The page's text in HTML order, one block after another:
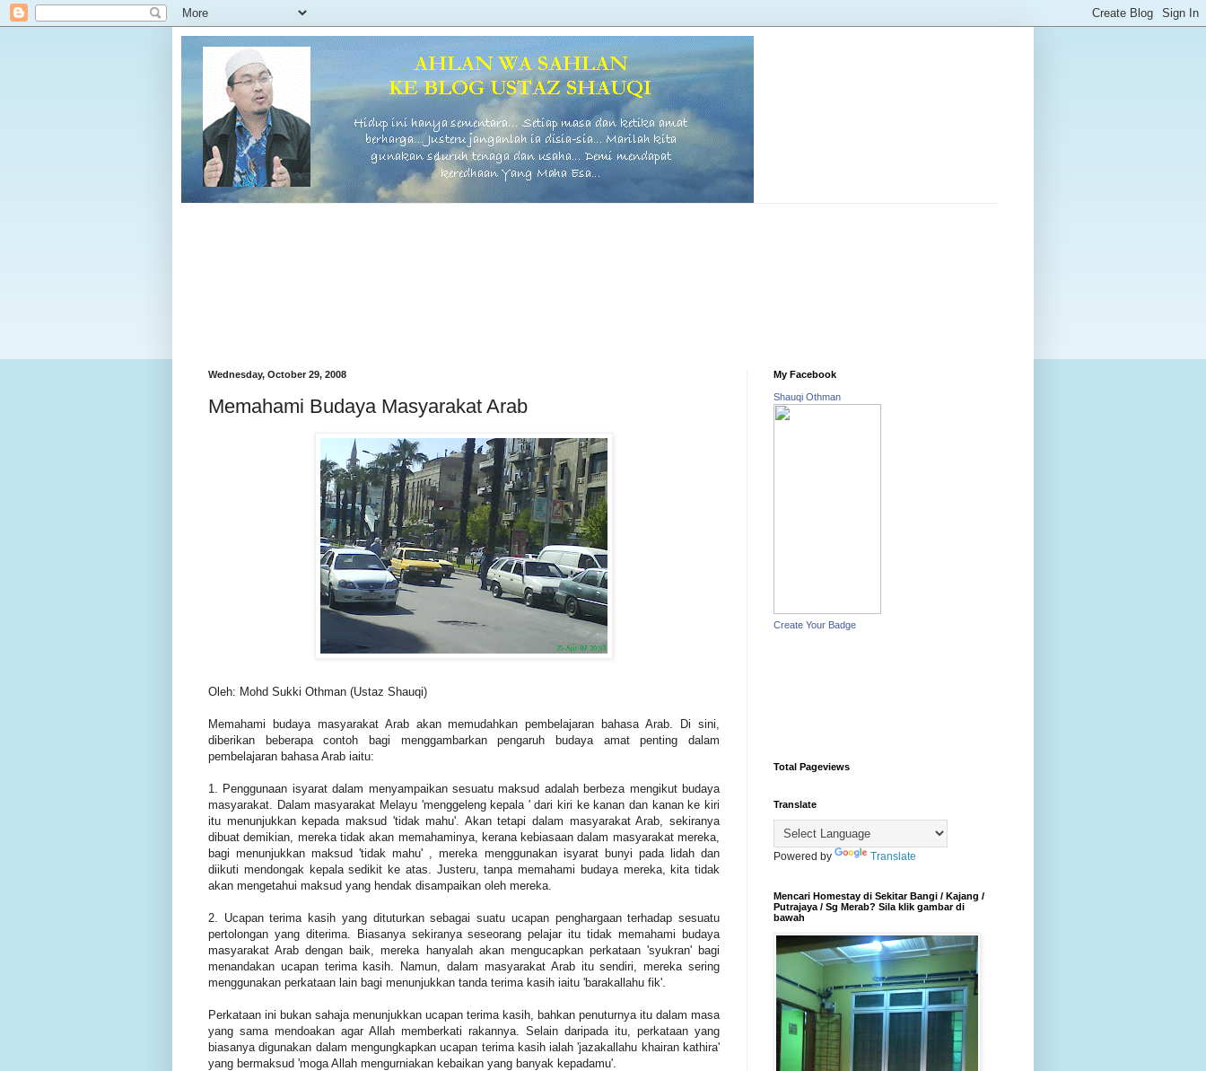
Wednesday, October 29, 2008
Memahami Budaya Masyarakat Arab
Oleh: Mohd Sukki Othman (Ustaz Shauqi)
Memahami budaya masyarakat Arab akan memudahkan pembelajaran bahasa Arab. Di sini,
diberikan beberapa contoh bagi menggambarkan pengaruh budaya amat penting dalam
pembelajaran bahasa Arab iaitu:
1. Penggunaan isyarat dalam menyampaikan sesuatu maksud adalah berbeza mengikut budaya
masyarakat. Dalam masyarakat Melayu 'menggeleng kepala ' dari kiri ke kanan dan kanan ke kiri
itu menunjukkan kepada maksud 'tidak mahu'. Akan tetapi dalam masyarakat Arab, sekiranya
dibuat demikian, mereka tidak akan memahaminya, kerana kebiasaan dalam masyarakat mereka,
bagi menunjukkan maksud 'tidak mahu' , mereka menggunakan isyarat bunyi pada lidah dan
diikuti mendongak kepala sedikit ke atas. Justeru, tanpa memahami budaya mereka, kita tidak
akan mengetahui maksud yang hendak disampaikan oleh mereka.
2. Ucapan terima kasih yang dituturkan sebagai suatu ucapan penghargaan terhadap sesuatu
pertolongan yang diterima. Biasanya sekiranya seseorang pelajar itu tidak memahami budaya
masyarakat Arab dengan baik, mereka hanyalah akan mengucapkan perkataan 'syukran' bagi
menandakan ucapan terima kasih. Namun, dalam masyarakat Arab itu sendiri, mereka sering
menggunakan perkataan lain bagi menunjukkan tanda terima kasih iaitu 'barakallahu fik'.
Perkataan ini bukan sahaja menunjukkan ucapan terima kasih, bahkan penuturnya itu dalam masa
yang sama mendoakan agar Allah memberkati rakannya. Selain daripada itu, perkataan yang
biasanya digunakan dalam mengungkapkan ucapan terima kasih ialah 'jazakallahu khairan kathira'
yang bermaksud 'moga Allah mengurniakan kebaikan yang banyak kepadamu'.
My Facebook
Shauqi Othman
Create Your Badge
Total Pageviews
Translate
Powered by Translate
Mencari Homestay di Sekitar Bangi / Kajang /
Putrajaya / Sg Merab? Sila klik gambar di
bawah